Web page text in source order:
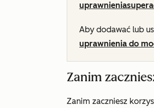
uprawnienia
Aby dodawać lub
uprawnienia do
Zanim
Zanim zaczniesz